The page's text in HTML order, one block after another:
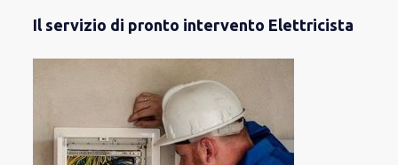
Il servizio di pronto intervento Elettricista